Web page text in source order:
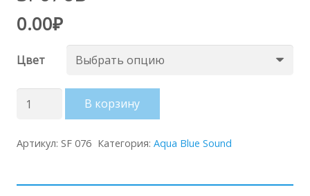
0.00₽
Цвет
Количество
В корзину
Артикул: SF 076 Категория: Aqua Blue Sound